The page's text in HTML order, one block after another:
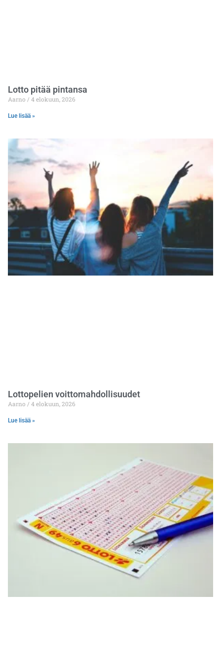
Lotto pitää pintansa
Aarno 4 elokuun, 2026
Lue lisää »
Lottopelien voittomahdollisuudet
Aarno 4 elokuun, 2026
Lue lisää »